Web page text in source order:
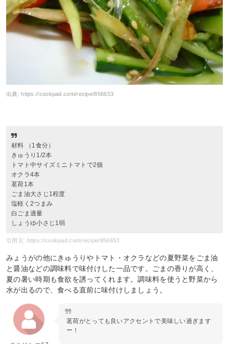
出典:https://cookpad.com/recipe/856653
材料 （1食分）
きゅうり1/2本
トマト中サイズミニトマトで2個
オクラ4本
茗荷1本
ごま油大さじ1程度
塩軽く2つまみ
白ごま適量
しょうゆ小さじ1弱
引用元: https://cookpad.com/recipe/856653
みょうがの他にきゅうりやトマト・オクラなどの夏野菜をごま油
と醤油などの調味料で味付けした一品です。ごまの香りが高く、
夏の暑い時期も食欲を誘ってくれます。調味料を使うと野菜から
水が出るので、食べる直前に味付けしましょう。
茗荷がとっても良いアクセントで美味しい過ぎます
ー！